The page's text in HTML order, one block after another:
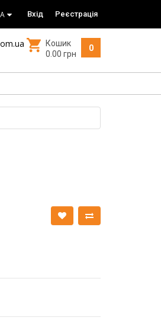
Вхід Реєстрація
0
Кошик
0.00 грн